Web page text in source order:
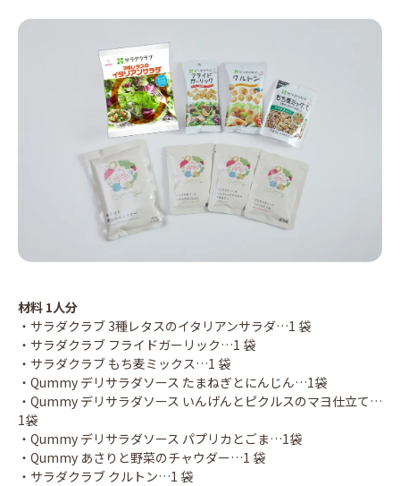
材料 1人分
・サラダクラブ 3種レタスのイタリアンサラダ…1 袋
・サラダクラブ フライドガーリック…1 袋
・サラダクラブ もち麦ミックス…1 袋
・Qummy デリサラダソース たまねぎとにんじん…1袋
・Qummy デリサラダソース いんげんとピクルスのマヨ仕立て…
1袋
・Qummy デリサラダソース パプリカとごま…1袋
・Qummy あさりと野菜のチャウダー…1 袋
・サラダクラブ クルトン…1 袋